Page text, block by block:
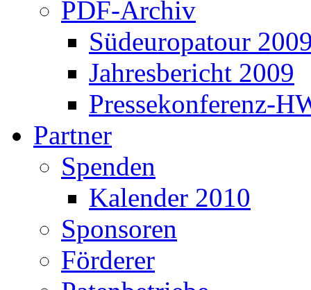
PDF-Archiv
Südeuropatour
Jahresbericht 2009
Pressekonferenz-
Partner
Spenden
Kalender 2010
Sponsoren
Förderer